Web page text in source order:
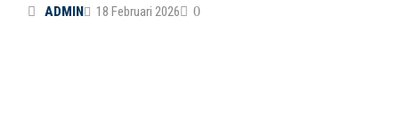
ADMIN 18 Februari 2026 0